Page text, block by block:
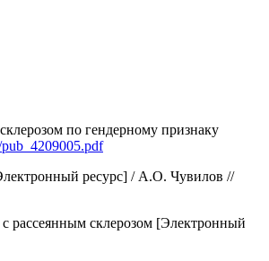
по гендерному признаку
ресурс] / А.О. Чувилов //
рассеянным склерозом [Электронный